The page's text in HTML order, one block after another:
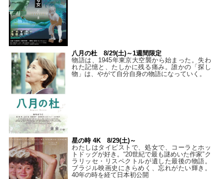
八月の杜 8/29(土)～1週間限定
物語は、1945年東京大空襲から始まった。失わ
れた記憶と、たしかに残る痛み。誰かの「探し
物」は、やがて自分自身の物語になっていく。
星の時 4K 8/29(土)～
わたしはタイピストで、処⼥で、コーラとホッ
トドッグが好き。“20世紀で最も謎めいた作家”ク
ラリッセ・リスペクトルが遺した最後の物語。
ブラジル映画史にきらめく、忘れがたい輝き。
40年の時を経て⽇本初公開